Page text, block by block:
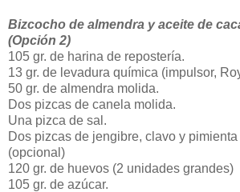
Bizcocho de almendra y aceite de
(Opción 2)
105 gr. de harina de repostería.
13 gr. de levadura química (impulsor,
50 gr. de almendra molida.
Dos pizcas de canela molida.
Una pizca de sal.
Dos pizcas de jengibre, clavo y
(opcional)
120 gr. de huevos (2 unidades grandes)
105 gr. de azúcar.